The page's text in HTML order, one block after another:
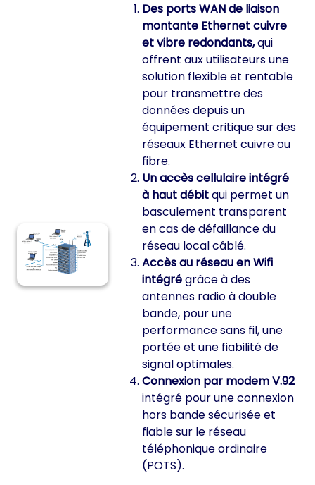
Des ports WAN de liaison
montante Ethernet cuivre
et vibre redondants,qui
offrent aux utilisateurs une
solution flexible et rentable
pour transmettre des
données depuis un
équipement critique sur des
réseaux Ethernet cuivre ou
fibre.
Un accès cellulaire intégré
à haut débitqui permet un
basculement transparent
en cas de défaillance du
réseau local câblé.
Accès au réseau en Wifi
intégrégrâce à des
antennes radio à double
bande, pour une
performance sans fil, une
portée et une fiabilité de
signal optimales.
Connexion par modem V.92
intégré pour une connexion
hors bande sécurisée et
fiable sur le réseau
téléphonique ordinaire
(POTS).